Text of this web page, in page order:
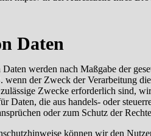
Daten
werden nach Maßgabe der
wenn der Zweck der Verarbeitung
Zwecke erforderlich sind,
Daten, die aus handels- oder
oder zum Schutz der
können wir den